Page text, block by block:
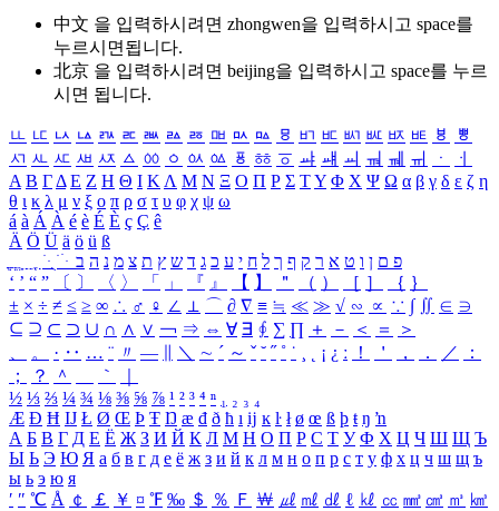
中文 을 입력하시려면 zhongwen을 입력하시고 space를
누르시면됩니다.
北京 을 입력하시려면 beijing을 입력하시고 space를 누르
시면 됩니다.
ㅥ ㅦ ㅧ ㅨ ㅩ ㅪ ㅫ ㅬ ㅭ ㅮ ㅯ ㅰ ㅱ ㅲ ㅳ ㅴ ㅵ ㅶ ㅷ ㅸ
ㅹ
ㅺ ㅻ ㅼ ㅽ ㅾ ㅿ ㆀ ㆁ ㆂ ㆃ ㆄ ㆅ ㆆ ㆇ ㆈ ㆉ ㆊ ㆋ ㆌ ㆍ
ㆎ
Α Β ΓΔ Ε Ζ Η Θ Ι ΚΛ Μ Ν Ξ Ο Π Ρ Σ ΤΥ Φ Χ Ψ Ω α β γ δ ε ζ η
θ ι κ λ μ ν ξ ο π ρ σ τ υ φ χ ψ ω
á à Á À é è É È ç Ç ê
Ä Ö Ü ä ö ü ß
ִֶֹ ֻּ ׁׂ פ ם ן ו ט א ר ק ף ך ל ח י ע כ ג ד ש ץ ת צ מ נ ה ב
‘ ’ “ ” 〔 〕 〈 〉 「 」 『 』 【 】 ＂ （ ） ［ ］ ｛ ｝
± × ÷ ≠ ≤ ≥ ∞ ∴ ♂ ♀ ∠ ⊥ ⌒ ∂ ∇ ≡ ≒ ≪ ≫ √ ∽ ∝ ∵ ∫ ∬ ∈ ∋
⊆ ⊇ ⊂ ⊃ ∪ ∩ ∧ ∨ ￢ ⇒ ⇔ ∀ ∃ ∮ ∑ ∏ ＋ － ＜ ＝
＞
、
。 · ‥ … ¨ 〃 ― ＼ ∼ ´ ～ ˇ ˘ ˝ ˚ ˙ ¸ ¡ ¿ ː ！ ＇ ， ． ／
：
；
？ ＾ ｀
½ ⅓ ⅔ ¼ ¾ ⅛ ⅜ ⅝ ⅞ ¹ ² ³ ⁴ ⁿ ₁ ₂ ₃ ₄
Æ Ð Ħ Ĳ Ł Ø Œ Þ Ŧ Ŋ æ đ ð ħ ı ĳ ĸ ŀ ł ø œ ß þ ŧ ŋ ŉ
А Б В Г Д Е Ё Ж З И Й К Л М Н О П Р С Т У Ф Х Ц Ч Ш Щ Ъ
Ы Ь Э Ю Я а б в г д е ё ж з и й к л м н о п р с т у ф х ц ч ш щ ъ
ы ь э ю я
′ ″ ℃ Å ￠ ￡ ￥ ¤ ℉ ‰ ＄ ％ Ｆ ￦ ㎕ ㎖ ㎗ ℓ ㎘ ㏄ ㎣ ㎤ ㎥ ㎦